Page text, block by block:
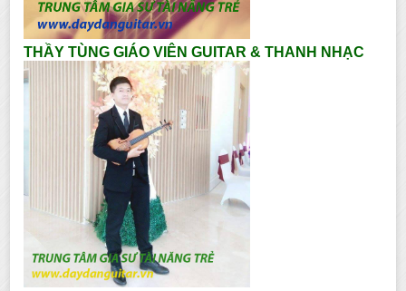
THẦY TÙNG GIÁO VIÊN GUITAR & THANH NHẠC